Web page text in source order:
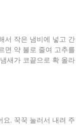
서 작은 냄비에 넣고 간
면 약 불로 줄여 고추를
새가 코끝으로 확 올라
. 꾹꾹 눌러서 내려 주